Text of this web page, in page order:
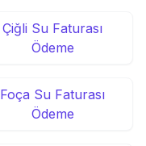
Çiğli Su Faturası
Ödeme
Foça Su Faturası
Ödeme